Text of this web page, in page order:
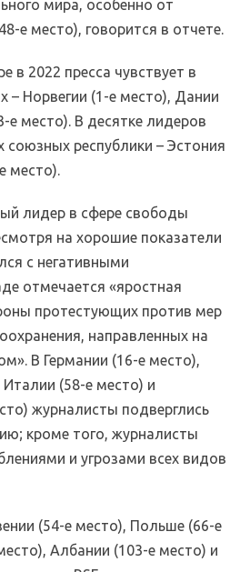
мира, особенно от
е место), говорится в отчете.
в 2022 пресса чувствует в
– Норвегии (1-е место), Дании
е место). В десятке лидеров
союзных республики – Эстония
место).
лидер в сфере свободы
на хорошие показатели
с негативными
отмечается «яростная
протестующих против мер
направленных на
В Германии (16-е место),
(58-е место) и
журналисты подверглись
кроме того, журналисты
и угрозами всех видов
(54-е место), Польше (66-е
Албании (103-е место) и